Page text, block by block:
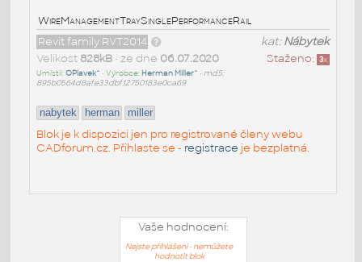
WireManagementTraySinglePerformanceRail
kat:Nábytek
Revit family RVT2014
Staženo: 3x
Velikost 828kB• ze dne 06.07.2020
Umístil:OPlavek^ • Výrobce: Herman Miller^ • md5:
895b0564d8afe33dbf12750183e0ca69
nabytek herman miller
Blok je k dispozici jen pro registrované členy webu
CADforum.cz. Přihlaste se - registrace je bezplatná.
Vaše hodnocení:
Nejste přihlášeni - nemůžete
hodnotit blok